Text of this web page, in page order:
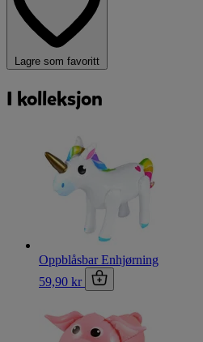
Lagre som favoritt
I kolleksjon
Oppblåsbar Enhjørning
59,90 kr